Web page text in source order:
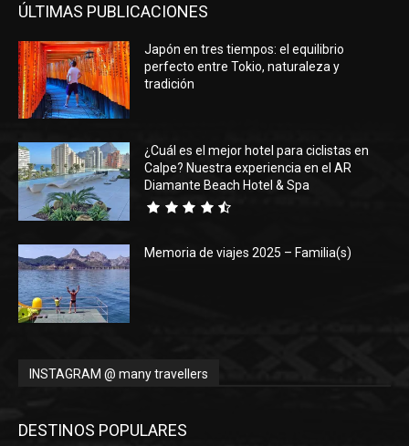
ÚLTIMAS PUBLICACIONES
Japón en tres tiempos: el equilibrio
perfecto entre Tokio, naturaleza y
tradición
¿Cuál es el mejor hotel para ciclistas en
Calpe? Nuestra experiencia en el AR
Diamante Beach Hotel & Spa
Memoria de viajes 2025 – Familia(s)
INSTAGRAM @ many travellers
DESTINOS POPULARES